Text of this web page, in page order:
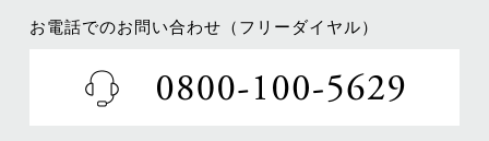
お電話でのお問い合わせ（フリーダイヤル）